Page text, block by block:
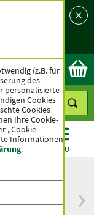
MENÜ
seit
(z.B. für
des
personalisierte
Cookies
Cookies
Ihre Cookie-
„Cookie-
Informationen
.